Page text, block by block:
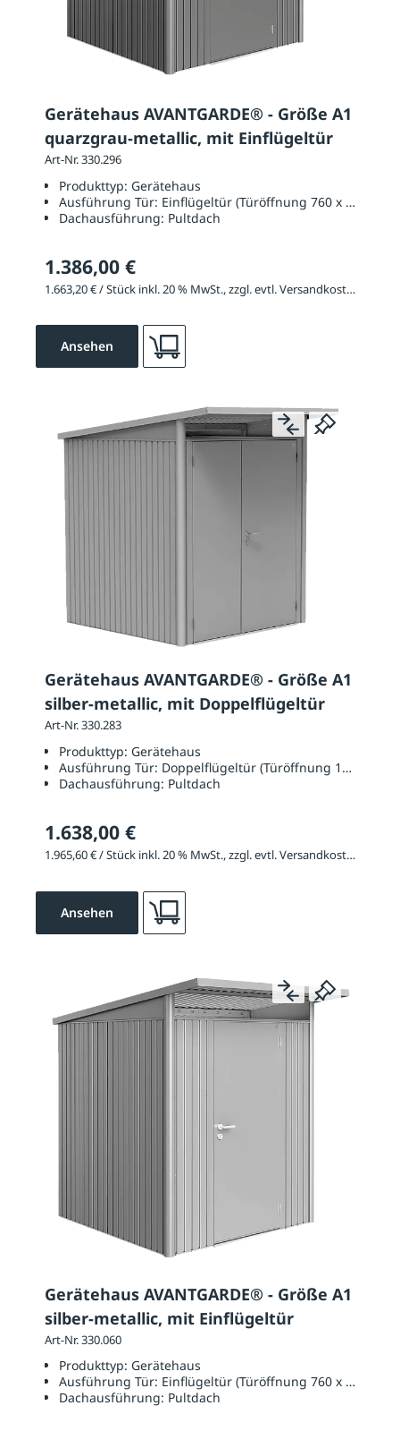
Gerätehaus AVANTGARDE® - Größe A1
quarzgrau-metallic, mit Einflügeltür
Art-Nr. 330.296
Produkttyp: Gerätehaus
Ausführung Tür: Einflügeltür (Türöffnung 760 x 1820
Dachausführung: Pultdach
1.386,00 €
1.663,20 € / Stück inkl. 20 % MwSt., zzgl. evtl. Versandkosten
Ansehen
Gerätehaus AVANTGARDE® - Größe A1
silber-metallic, mit Doppelflügeltür
Art-Nr. 330.283
Produkttyp: Gerätehaus
Ausführung Tür: Doppelflügeltür (Türöffnung 1390 x
Dachausführung: Pultdach
1.638,00 €
1.965,60 € / Stück inkl. 20 % MwSt., zzgl. evtl. Versandkosten
Ansehen
Gerätehaus AVANTGARDE® - Größe A1
silber-metallic, mit Einflügeltür
Art-Nr. 330.060
Produkttyp: Gerätehaus
Ausführung Tür: Einflügeltür (Türöffnung 760 x 1820
Dachausführung: Pultdach